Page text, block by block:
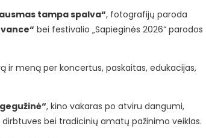
tampa spalva“, fotografijų paroda
bei festivalio „Sapieginės 2026“ parodos
ir meną per koncertus, paskaitas, edukacijas,
, kino vakaras po atviru dangumi,
bei tradicinių amatų pažinimo veiklas.